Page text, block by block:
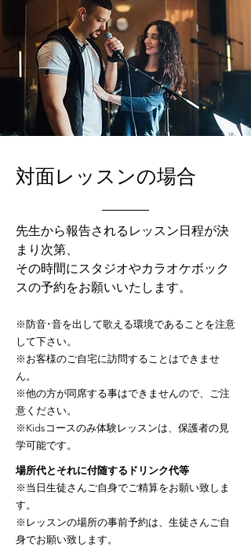
対面レッスンの場合
先生から報告されるレッスン日程が決
まり次第、​
その時間にスタジオやカラオケボック
スの予約をお願いいたします。
※防音･音を出して歌える環境であることを注意
して下さい。
※お客様のご自宅に訪問することはできませ
ん。​
※他の方が同席する事はできませんので、ご注
意ください。
※Kidsコースのみ体験レッスンは、保護者の見
学可能です。
場所代とそれに付随するドリンク代等
※当日生徒さんご自身でご精算をお願い致しま
す。
※レッスンの場所の事前予約は、生徒さんご自
身でお願い致します。